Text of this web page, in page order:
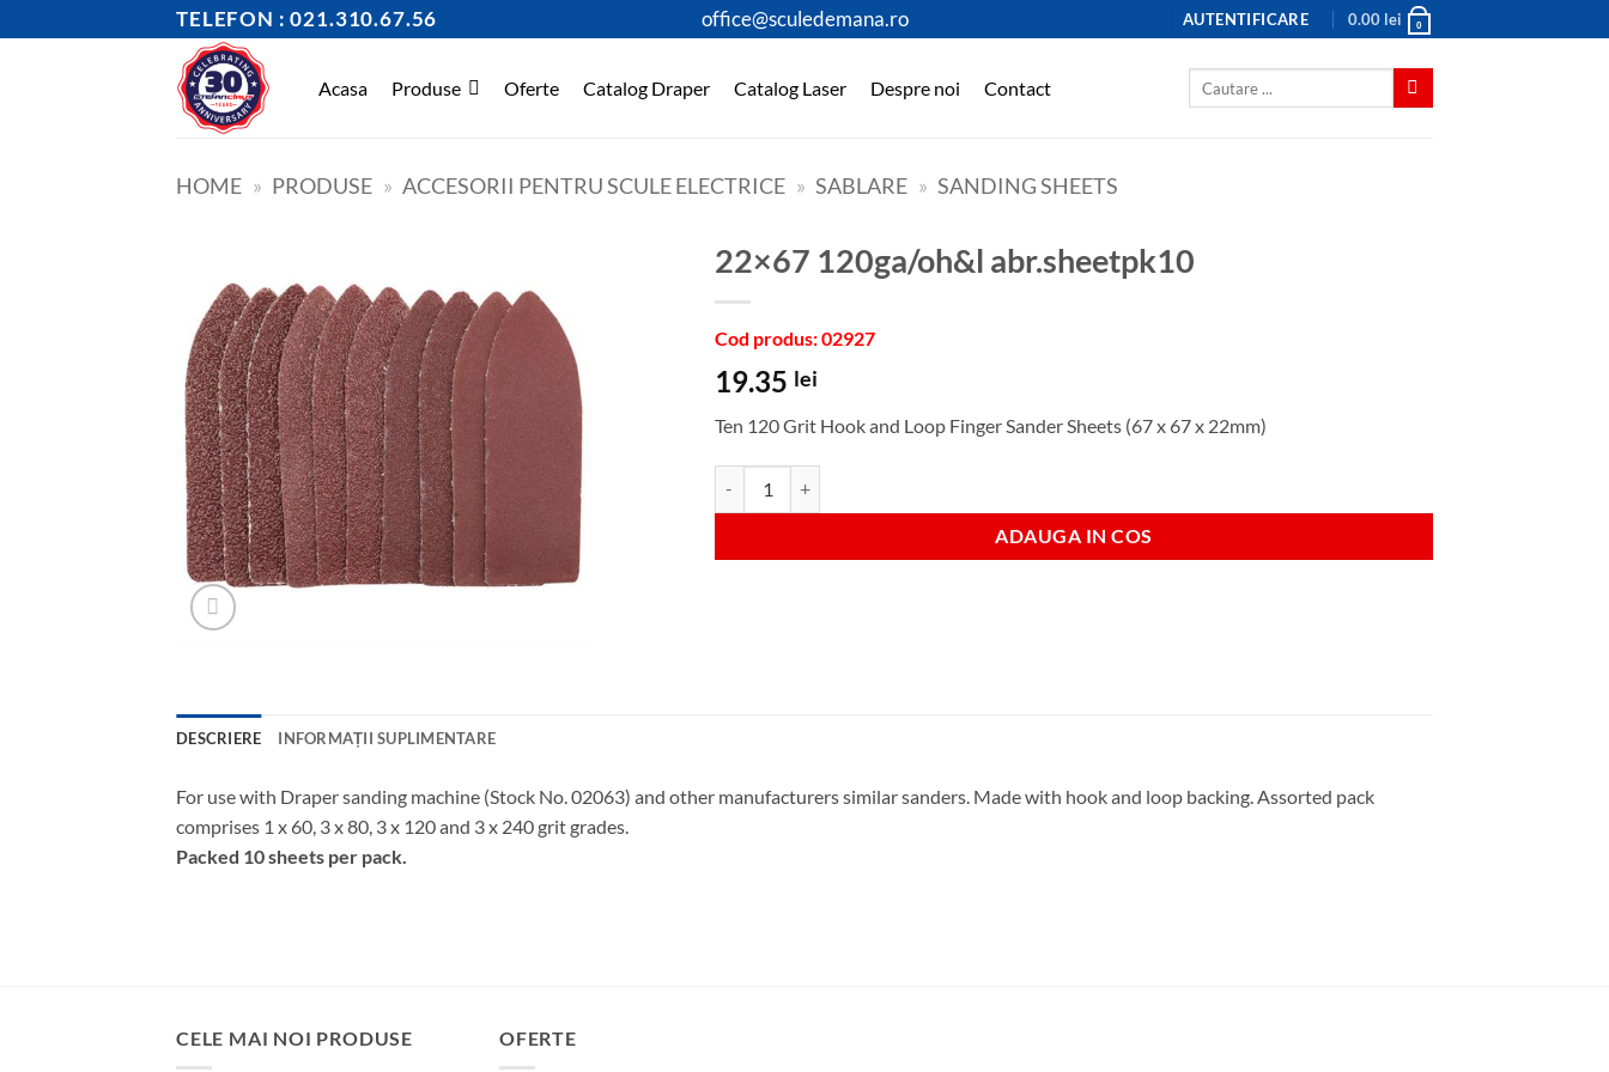
to
TELEFON : 021.310.67.56 office@sculedemana.ro AUTENTIFICARE 0.00 lei 0
Acasa Produse Oferte Catalog Draper Catalog Laser Despre noi Contact
HOME » PRODUSE » ACCESORII PENTRU SCULE ELECTRICE » SABLARE » SANDING SHEETS
22×67 120ga/oh&l abr.sheetpk10
Cod produs: 02927
19.35 lei
Ten 120 Grit Hook and Loop Finger Sander Sheets (67 x 67 x 22mm)
ADAUGA IN COS
DESCRIERE INFORMAȚII SUPLIMENTARE
For use with Draper sanding machine (Stock No. 02063) and other manufacturers similar sanders. Made with hook and loop backing. Assorted pack
comprises 1 x 60, 3 x 80, 3 x 120 and 3 x 240 grit grades.
Packed 10 sheets per pack.
CELE MAI NOI PRODUSE OFERTE